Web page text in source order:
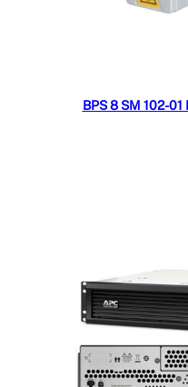
BPS 8 SM 102-